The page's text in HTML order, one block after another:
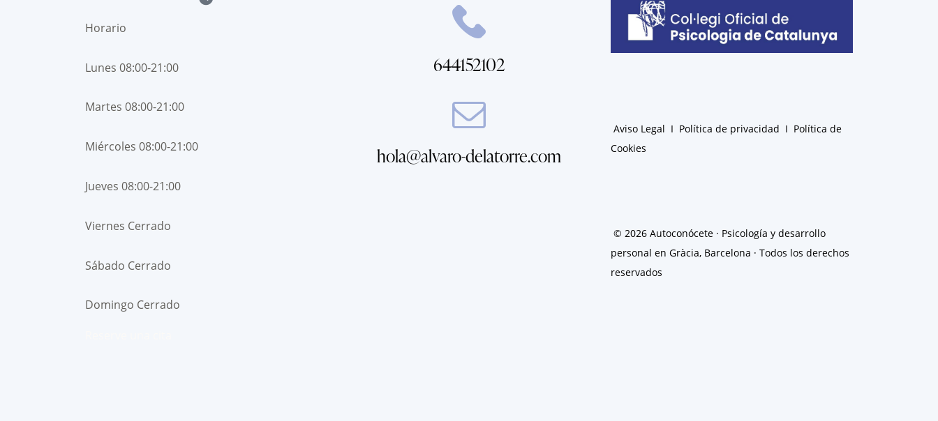
Horario
Lunes 08:00-21:00
Martes 08:00-21:00
Miércoles 08:00-21:00
Jueves 08:00-21:00
Viernes Cerrado
Sábado Cerrado
Domingo Cerrado
644152102
hola@alvaro-delatorre.com
Aviso Legal I Política de privacidad I Política de
Cookies
© 2026 Autoconócete · Psicología y desarrollo
personal en Gràcia, Barcelona · Todos los derechos
reservados